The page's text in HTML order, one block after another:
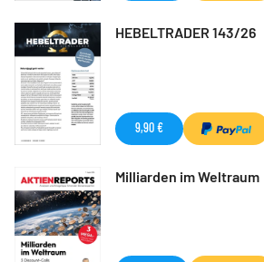
HEBELTRADER 143/26
9,90 €
Milliarden im Weltraum